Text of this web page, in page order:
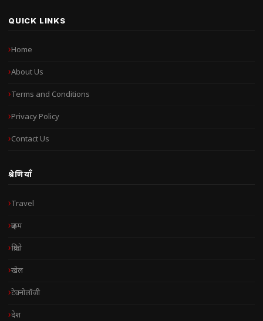
QUICK LINKS
Home
About Us
Terms and Conditions
Privacy Policy
Contact Us
श्रेणियाँ
Travel
क्राइम
क्रिप्टो
खेल
टेक्नोलॉजी
देश